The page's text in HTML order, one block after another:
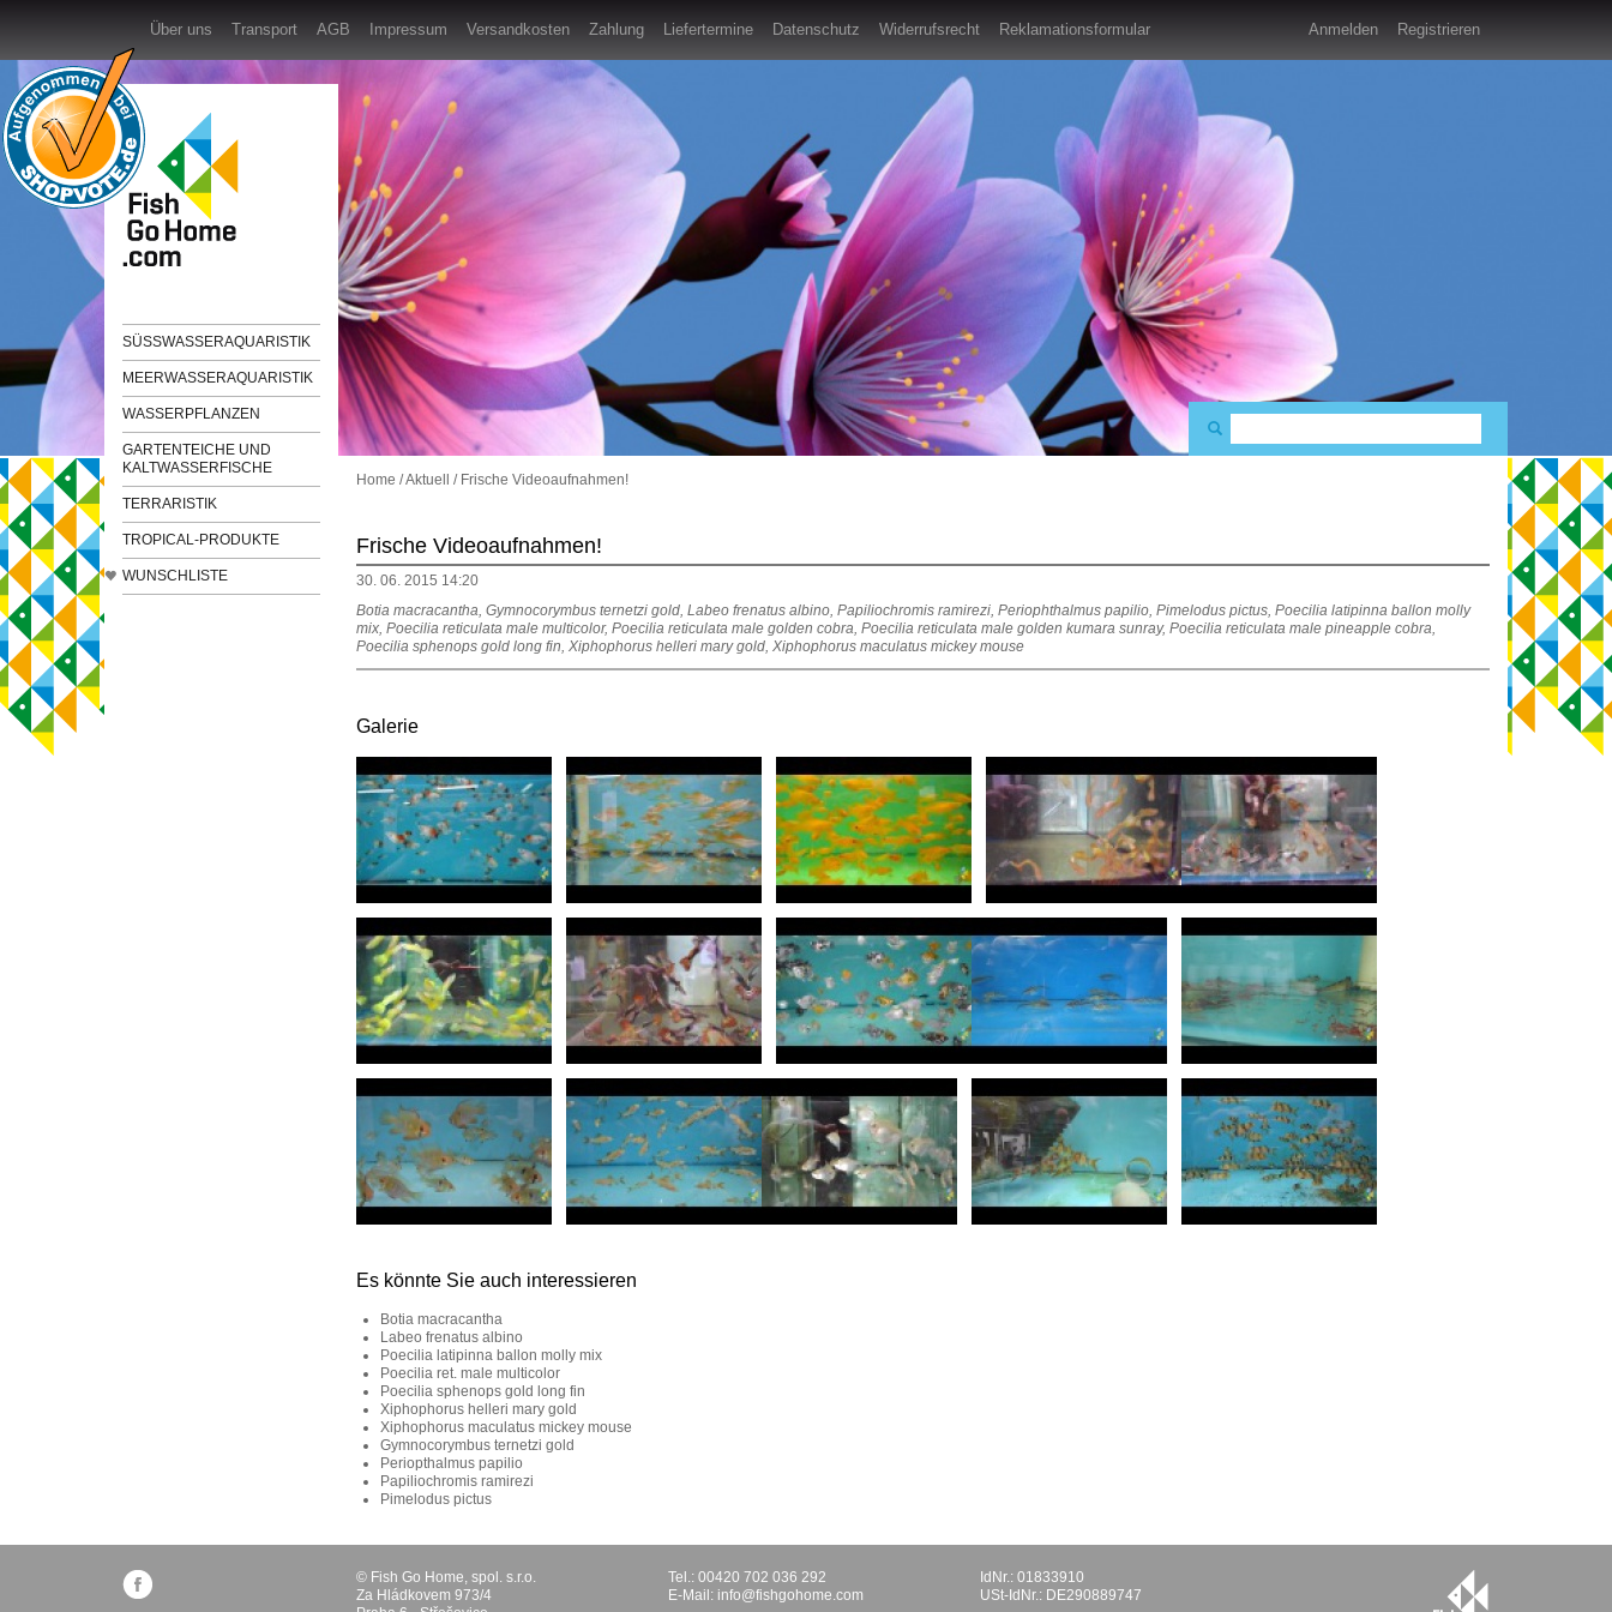
Über uns Transport AGB Impressum Versandkosten Zahlung Liefertermine Datenschutz Widerrufsrecht Reklamationsformular Anmelden Registrieren
SÜSSWASSERAQUARISTIK
MEERWASSERAQUARISTIK
WASSERPFLANZEN
GARTENTEICHE UND
KALTWASSERFISCHE
TERRARISTIK
TROPICAL-PRODUKTE
WUNSCHLISTE
Home /Aktuell / Frische Videoaufnahmen!
Frische Videoaufnahmen!
30. 06. 2015 14:20
Botia macracantha, Gymnocorymbus ternetzi gold, Labeo frenatus albino, Papiliochromis ramirezi, Periophthalmus papilio, Pimelodus pictus, Poecilia latipinna ballon molly
mix, Poecilia reticulata male multicolor, Poecilia reticulata male golden cobra, Poecilia reticulata male golden kumara sunray, Poecilia reticulata male pineapple cobra,
Poecilia sphenops gold long fin, Xiphophorus helleri mary gold, Xiphophorus maculatus mickey mouse
Galerie
Es könnte Sie auch interessieren
Botia macracantha
Labeo frenatus albino
Poecilia latipinna ballon molly mix
Poecilia ret. male multicolor
Poecilia sphenops gold long fin
Xiphophorus helleri mary gold
Xiphophorus maculatus mickey mouse
Gymnocorymbus ternetzi gold
Periopthalmus papilio
Papiliochromis ramirezi
Pimelodus pictus
© Fish Go Home, spol. s.r.o.
Za Hládkovem 973/4
Tel.: 00420 702 036 292
E-Mail: info@fishgohome.com
IdNr.: 01833910
USt-IdNr.: DE290889747